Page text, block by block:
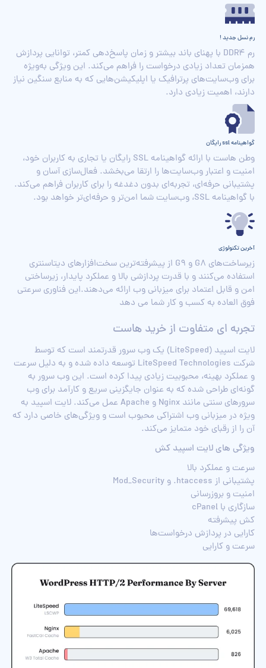
رم نسل جدید !
رم DDR4 با پهنای باند بیشتر و زمان پاسخ‌دهی کمتر، توانایی پردازش
همزمان تعداد زیادی درخواست را فراهم می‌کند. این ویژگی به‌ویژه
برای وب‌سایت‌های پرترافیک یا اپلیکیشن‌هایی که به منابع سنگین نیاز
دارند، اهمیت زیادی دارد.
گواهینامه ssl رایگان
وطن هاست با ارائه گواهینامه SSL رایگان یا تجاری به کاربران خود،
امنیت و اعتبار وب‌سایت‌ها را ارتقا می‌بخشد. فعال‌سازی آسان و
پشتیبانی حرفه‌ای، تجربه‌ای بدون دغدغه را برای کاربران فراهم می‌کند.
با گواهینامه SSL، وب‌سایت شما امن‌تر و حرفه‌ای‌تر خواهد بود.
آخرین تکنولوژی
زیرساخت‌های G8 و G9 از پیشرفته‌ترین سخت‌افزارهای دیتاسنتری
استفاده می‌کنند و با قدرت پردازشی بالا و عملکرد پایدار، زیرساختی
امن و قابل اعتماد برای میزبانی وب ارائه می‌دهند.این فناوری سرعتی
فوق العاده به کسب و کار شما می دهد
تجربه ای متفاوت از خرید هاست
لایت اسپید (LiteSpeed) یک وب سرور قدرتمند است که توسط
شرکت LiteSpeed Technologies توسعه داده شده و به دلیل سرعت
و عملکرد بهینه، محبوبیت زیادی پیدا کرده است. این وب سرور به
گونه‌ای طراحی شده که به عنوان جایگزینی سریع و کارآمد برای وب
سرورهای سنتی مانند Nginx و Apache عمل می‌کند. لایت اسپید به
ویژه در میزبانی وب اشتراکی محبوب است و ویژگی‌های خاصی دارد که
آن را از رقبای خود متمایز می‌کند.
ویژگی های لایت اسپید کش
سرعت و عملکرد بالا
پشتیبانی از htaccess. و Mod_Security
امنیت و بروزرسانی‌
سازگاری با cPanel
کش پیشرفته
کارایی در پردازش درخواست‌ها
سرعت و کارایی